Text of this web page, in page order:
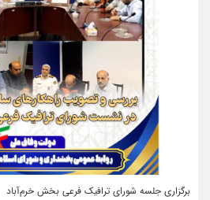
برگزاری جلسه شورای ترافیک فرعی بخش خرم‌آباد